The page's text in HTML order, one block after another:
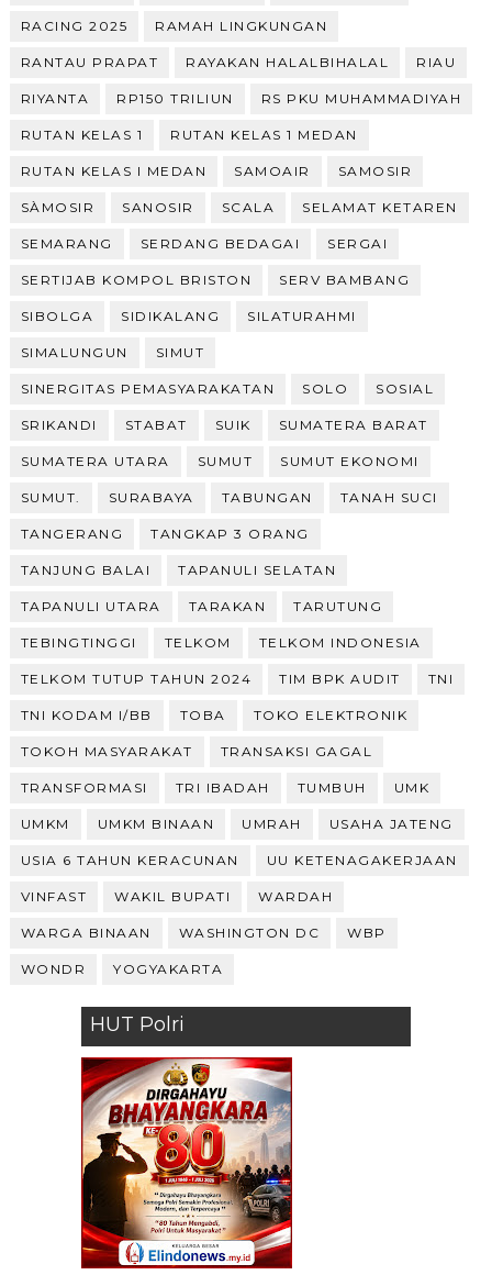
RACING 2025 RAMAH LINGKUNGAN
RANTAU PRAPAT RAYAKAN HALALBIHALAL RIAU
RIYANTA RP150 TRILIUN RS PKU MUHAMMADIYAH
RUTAN KELAS 1 RUTAN KELAS 1 MEDAN
RUTAN KELAS I MEDAN SAMOAIR SAMOSIR
SÀMOSIR SANOSIR SCALA SELAMAT KETAREN
SEMARANG SERDANG BEDAGAI SERGAI
SERTIJAB KOMPOL BRISTON SERV BAMBANG
SIBOLGA SIDIKALANG SILATURAHMI
SIMALUNGUN SIMUT
SINERGITAS PEMASYARAKATAN SOLO SOSIAL
SRIKANDI STABAT SUIK SUMATERA BARAT
SUMATERA UTARA SUMUT SUMUT EKONOMI
SUMUT. SURABAYA TABUNGAN TANAH SUCI
TANGERANG TANGKAP 3 ORANG
TANJUNG BALAI TAPANULI SELATAN
TAPANULI UTARA TARAKAN TARUTUNG
TEBINGTINGGI TELKOM TELKOM INDONESIA
TELKOM TUTUP TAHUN 2024 TIM BPK AUDIT TNI
TNI KODAM I/BB TOBA TOKO ELEKTRONIK
TOKOH MASYARAKAT TRANSAKSI GAGAL
TRANSFORMASI TRI IBADAH TUMBUH UMK
UMKM UMKM BINAAN UMRAH USAHA JATENG
USIA 6 TAHUN KERACUNAN UU KETENAGAKERJAAN
VINFAST WAKIL BUPATI WARDAH
WARGA BINAAN WASHINGTON DC WBP
WONDR YOGYAKARTA
HUT Polri